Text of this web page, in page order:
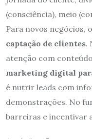
(consciência), meio
Para novos negócios,
captação de clientes.
atenção com
marketing digital
é nutrir leads com
demonstrações. No
barreiras e incentivar